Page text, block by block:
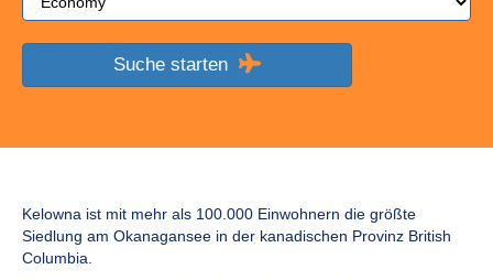
Kelowna ist mit mehr als 100.000 Einwohnern die größte
Siedlung am Okanagansee in der kanadischen Provinz British
Columbia.